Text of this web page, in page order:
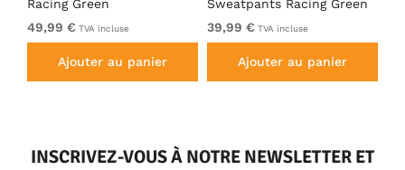
Racing Green
49,99 € TVA incluse
Ajouter au panier
Sweatpants Racing Green
39,99 € TVA incluse
Ajouter au panier
INSCRIVEZ-VOUS À NOTRE NEWSLETTER ET